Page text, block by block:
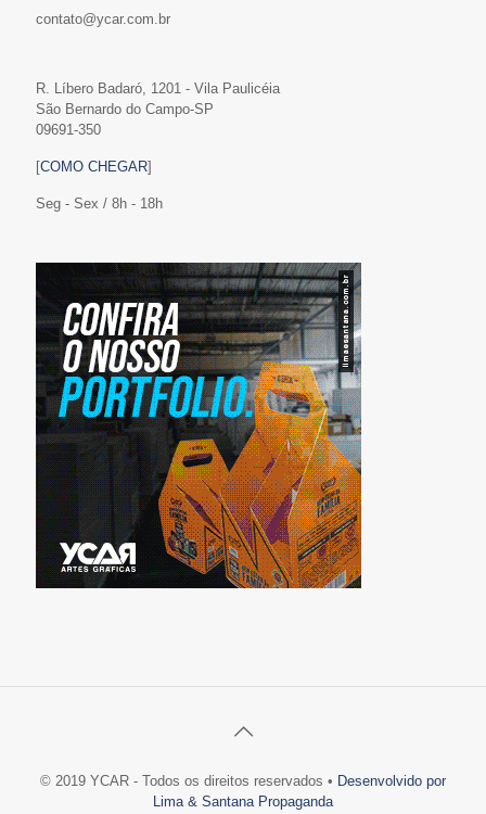
contato@ycar.com.br
R. Líbero Badaró, 1201 - Vila Paulicéia
São Bernardo do Campo-SP
09691-350
[COMO CHEGAR]
Seg - Sex / 8h - 18h
© 2019 YCAR - Todos os direitos reservados • Desenvolvido por
Lima & Santana Propaganda